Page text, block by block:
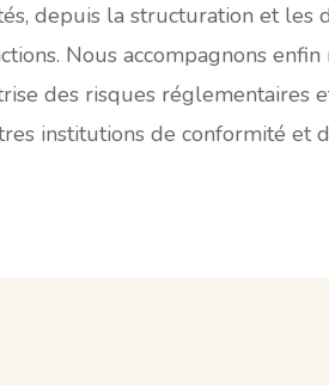
depuis la structuration et les
Nous accompagnons enfin
des risques réglementaires
institutions de conformité et